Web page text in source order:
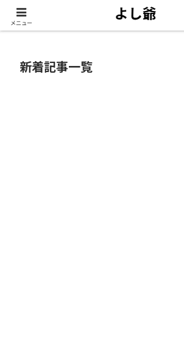
新着記事一覧
メニュー